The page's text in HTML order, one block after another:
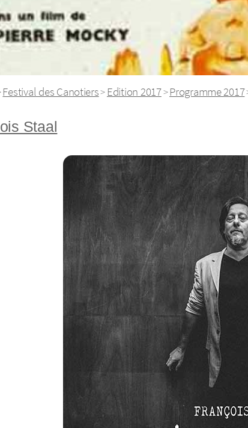
Festival des Canotiers>Edition 2017>Programme 2017
Staal